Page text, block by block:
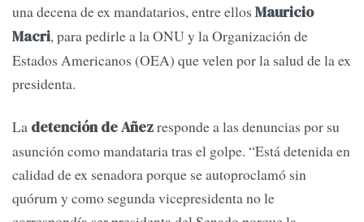
una decena de ex mandatarios, entre ellos Mauricio
Macri, para pedirle a la ONU y la Organización de
Estados Americanos (OEA) que velen por la salud de la ex
presidenta.
La detención de Añezresponde a las denuncias por su
asunción como mandataria tras el golpe. “Está detenida en
calidad de ex senadora porque se autoproclamó sin
quórum y como segunda vicepresidenta no le